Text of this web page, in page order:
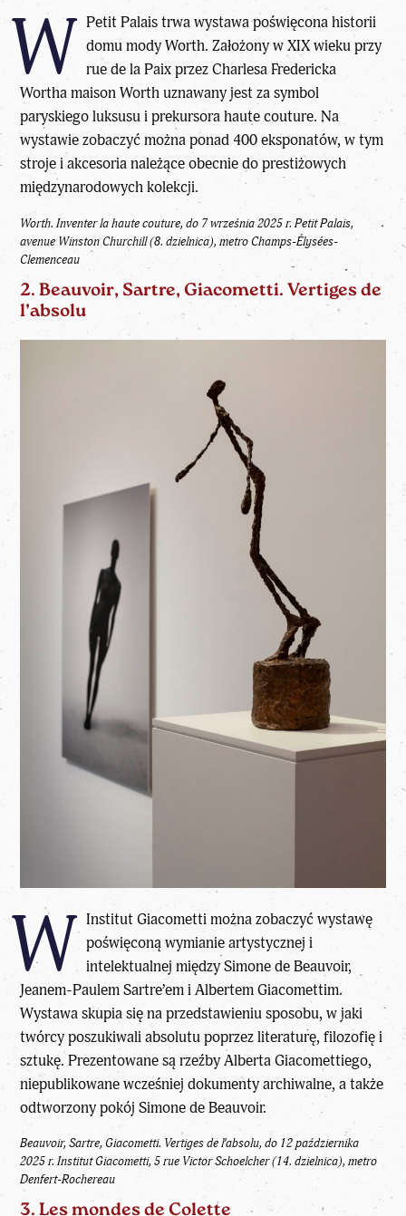
W Petit Palais trwa wystawa poświęcona historii
domu mody Worth. Założony w XIX wieku przy
rue de la Paix przez Charlesa Fredericka
Wortha maison Worth uznawany jest za symbol
paryskiego luksusu i prekursora haute couture. Na
wystawie zobaczyć można ponad 400 eksponatów, w tym
stroje i akcesoria należące obecnie do prestiżowych
międzynarodowych kolekcji.
Worth. Inventer la haute couture, do 7 września 2025 r. Petit Palais,
avenue Winston Churchill (8. dzielnica), metro Champs-Élysées-
Clemenceau
2. Beauvoir, Sartre, Giacometti. Vertiges de
l’absolu
W Institut Giacometti można zobaczyć wystawę
poświęconą wymianie artystycznej i
intelektualnej między Simone de Beauvoir,
Jeanem-Paulem Sartre’em i Albertem Giacomettim.
Wystawa skupia się na przedstawieniu sposobu, w jaki
twórcy poszukiwali absolutu poprzez literaturę, filozofię i
sztukę. Prezentowane są rzeźby Alberta Giacomettiego,
niepublikowane wcześniej dokumenty archiwalne, a także
odtworzony pokój Simone de Beauvoir.
Beauvoir, Sartre, Giacometti. Vertiges de l’absolu, do 12 października
2025 r. Institut Giacometti, 5 rue Victor Schoelcher (14. dzielnica), metro
Denfert-Rochereau
3. Les mondes de Colette